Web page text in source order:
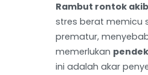
Rambut rontok
stres berat memicu
prematur,
memerlukan
ini adalah akar